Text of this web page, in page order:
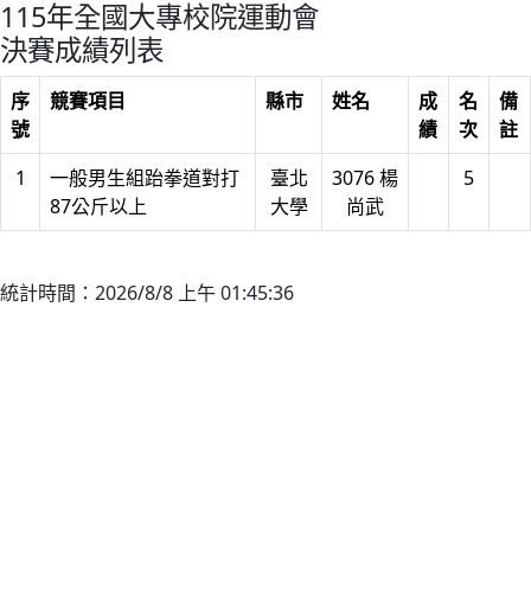
115年全國大專校院運動會
決賽成績列表
序
號
競賽項目 縣市 姓名
成
績
名
次
備
註
1
一般男生組跆拳道對打
87公斤以上
臺北
大學
3076 楊
尚武
5
統計時間：2026/8/8 上午 01:45:36